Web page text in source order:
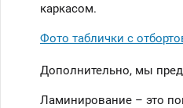
каркасом.
Фото таблички с
Дополнительно, мы
Ламинирование – это